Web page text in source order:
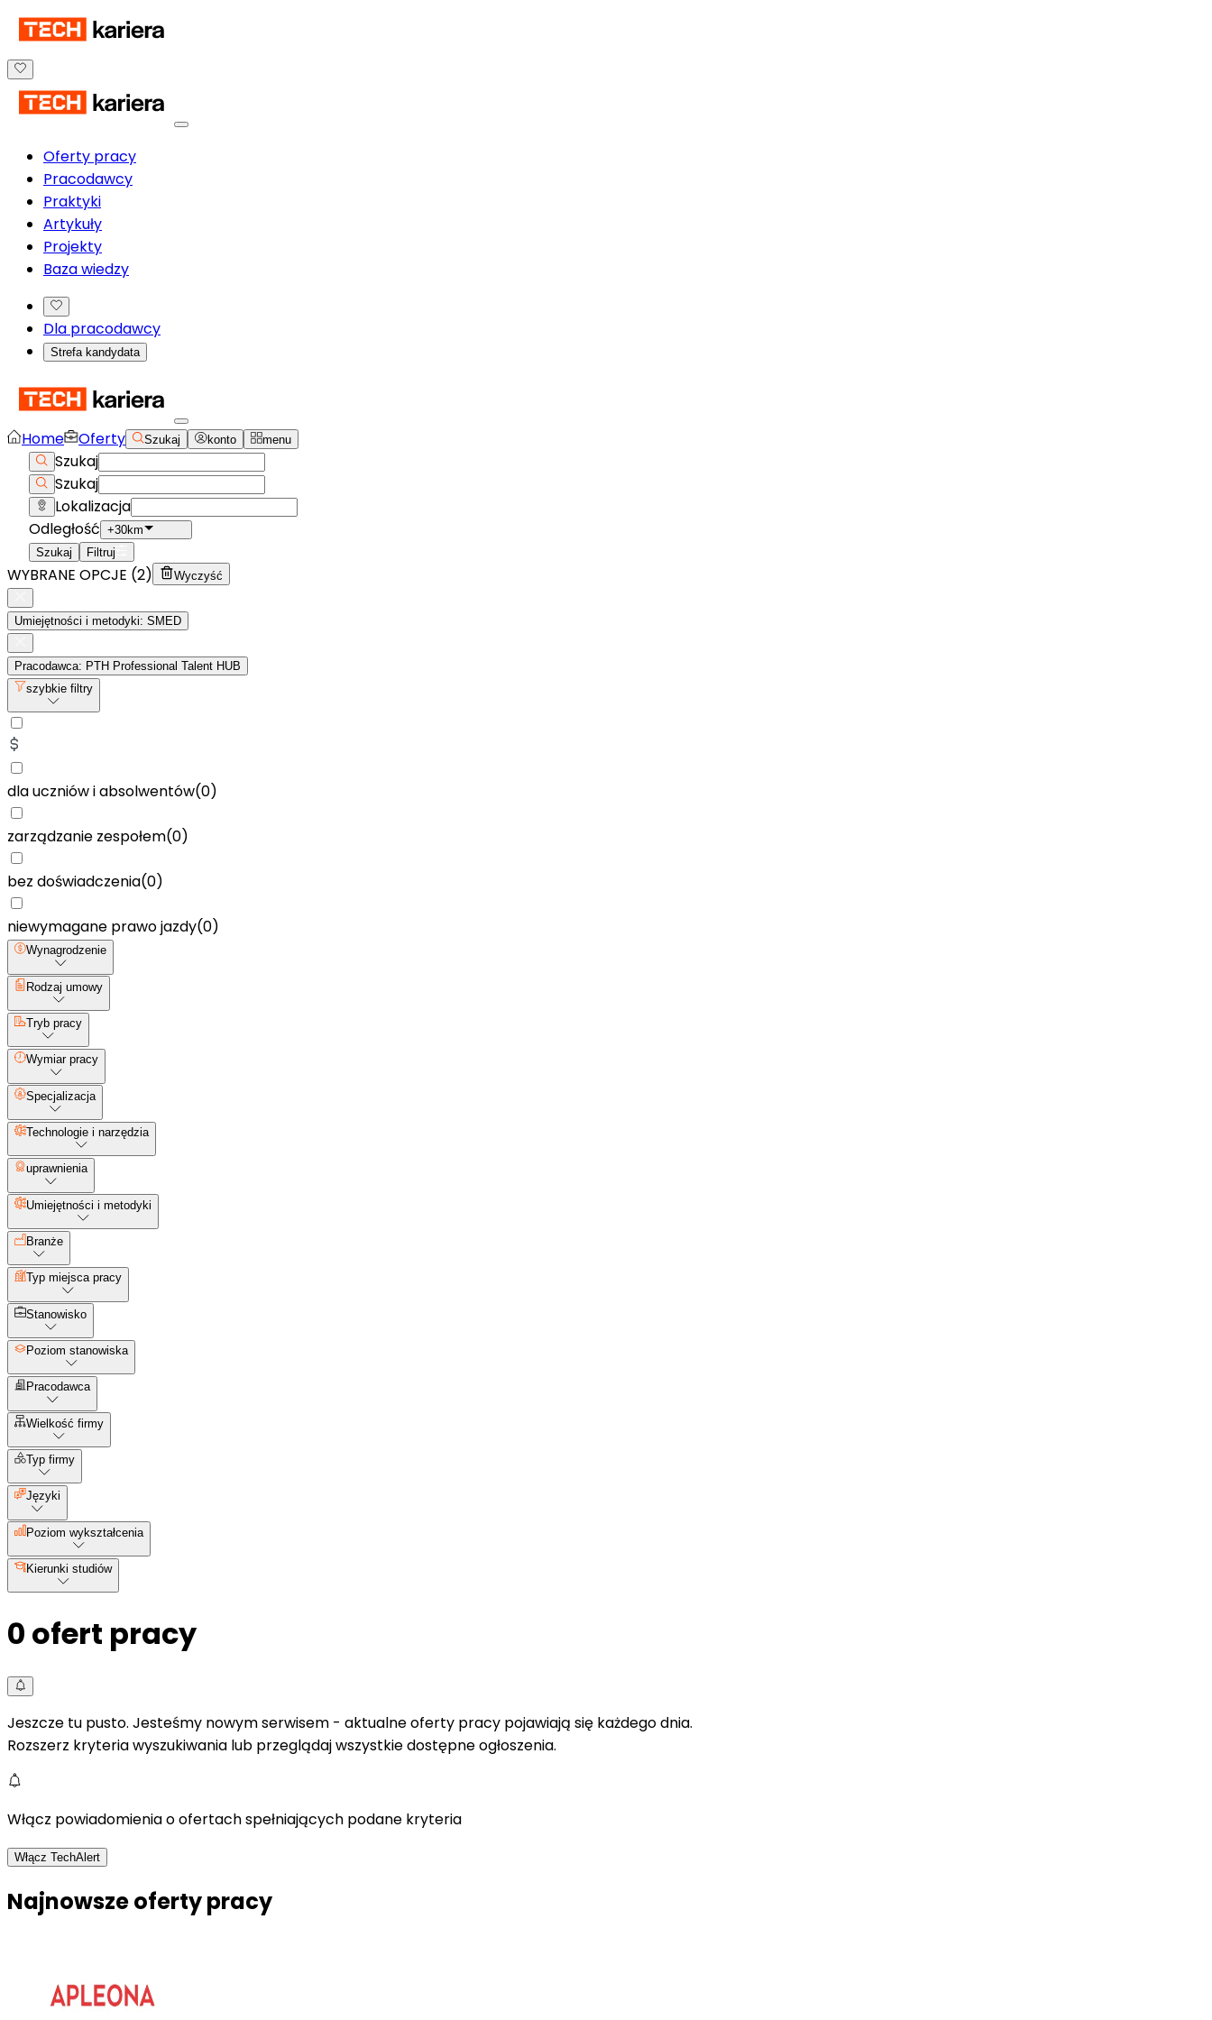
Oferty pracy
Pracodawcy
Praktyki
Artykuły
Projekty
Baza wiedzy
Dla pracodawcy
Strefa kandydata
Home Oferty Szukaj konto menu
Szukaj
Szukaj
Lokalizacja
Odległość +30km
Szukaj
Filtruj
WYBRANE OPCJE (2) Wyczyść
Umiejętności i metodyki: SMED
Pracodawca: PTH Professional Talent HUB
szybkie filtry
dla uczniów i absolwentów(0)
zarządzanie zespołem(0)
bez doświadczenia(0)
niewymagane prawo jazdy(0)
Wynagrodzenie
Rodzaj umowy
Tryb pracy
Wymiar pracy
Specjalizacja
Technologie i narzędzia
uprawnienia
Umiejętności i metodyki
Branże
Typ miejsca pracy
Stanowisko
Poziom stanowiska
Pracodawca
Wielkość firmy
Typ firmy
Języki
Poziom wykształcenia
Kierunki studiów
0 ofert pracy
Jeszcze tu pusto. Jesteśmy nowym serwisem - aktualne oferty pracy pojawiają się każdego dnia.
Rozszerz kryteria wyszukiwania lub przeglądaj wszystkie dostępne ogłoszenia.
Włącz powiadomienia o ofertach spełniających podane kryteria
Włącz TechAlert
Najnowsze oferty pracy